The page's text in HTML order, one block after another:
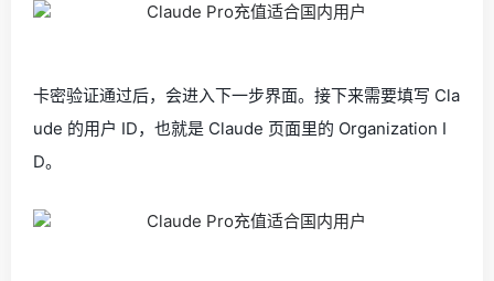
卡密验证通过后，会进入下一步界面。接下来需要填写 Cla
ude 的用户 ID，也就是 Claude 页面里的 Organization I
D。